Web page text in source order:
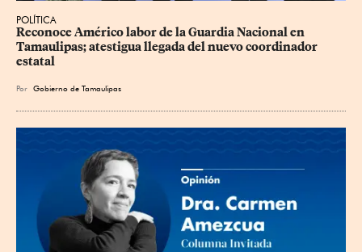
POLÍTICA
Reconoce Américo labor de la Guardia Nacional en
Tamaulipas; atestigua llegada del nuevo coordinador
estatal
Por Gobierno de Tamaulipas